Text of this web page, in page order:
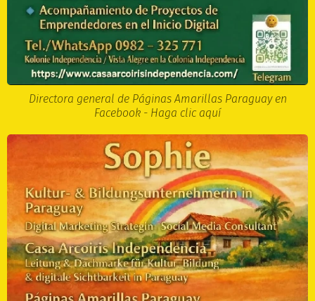
Directora general de Páginas Amarillas Paraguay en
Facebook - Haga clic aquí